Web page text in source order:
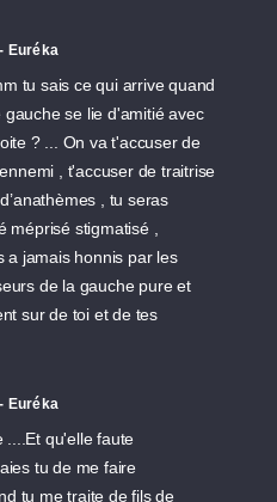
Euréka
tu sais ce qui arrive quand
se lie d'amitié avec
? ... On va t'accuser de
, t'accuser de traitrise
, tu seras
méprisé stigmatisé ,
a jamais honnis par les
de la gauche pure et
sur de toi et de tes
Euréka
....Et qu'elle faute
tu de me faire
tu me traite de fils de